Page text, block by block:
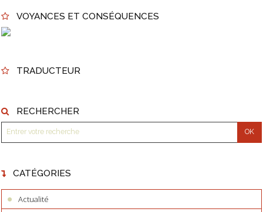
VOYANCES ET CONSÉQUENCES
TRADUCTEUR
RECHERCHER
CATÉGORIES
Actualité